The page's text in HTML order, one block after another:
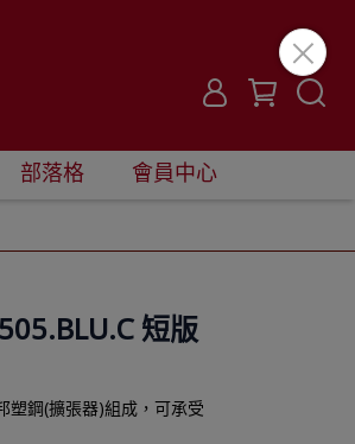
部落格 會員中心
短版
塑鋼(擴張器)組成，可承受